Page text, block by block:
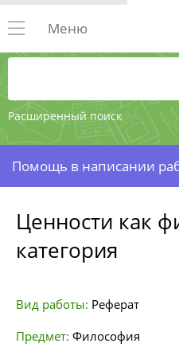
Расширенный поиск
Меню
Помощь в написании
Ценности как
категория
Вид работы: Реферат
Предмет: Философия